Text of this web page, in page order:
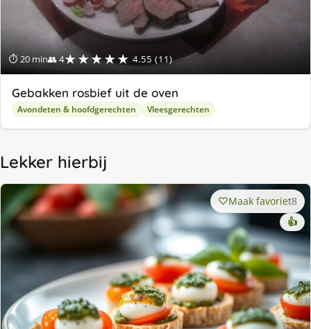
⏱ 20 min👥 4★★★★★ 4.55 (11)
Gebakken rosbief uit de oven
Avondeten & hoofdgerechten Vleesgerechten
Lekker hierbij
Maak favoriet8
👍